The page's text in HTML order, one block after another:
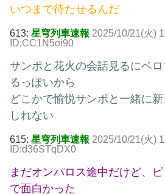
いつまで待たせるんだ
613: 星穹列車速報 2025/10/21(火)
ID:CC1N5oi90
サンポと花火の会話見るにベ
るっぽいから
どこかで愉悦サンポと一緒に
しれない
615: 星穹列車速報 2025/10/21(火)
ID:d36STqDX0
まだオンパロス途中だけど、
で面白かった